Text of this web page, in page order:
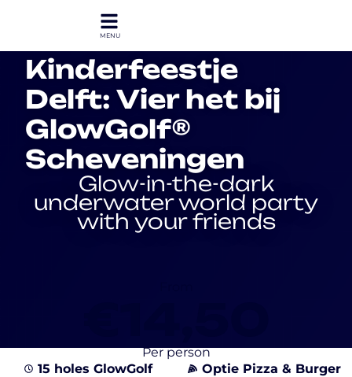
Kinderfeestje
Delft: Vier het bij
GlowGolf®
Scheveningen
Glow-in-the-dark
underwater world party
with your friends
Per person
15 holes GlowGolf
Optie Pizza & Burger